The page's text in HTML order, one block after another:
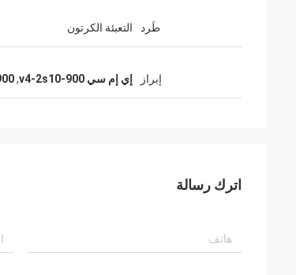
طَرد التعبئة الكرتون
إبراز إي إم سي v4-2s10-900 ,
اترك رسالة